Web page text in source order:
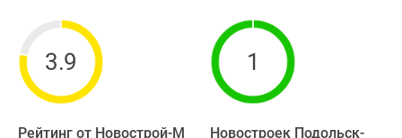
3.9
Рейтинг от Новострой-М
1
Новостроек Подольск-